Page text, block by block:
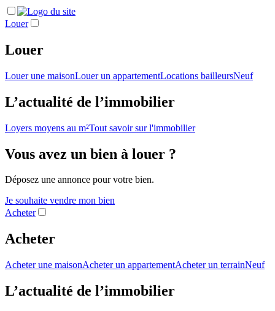
Louer
Louer
Louer une maisonLouer un appartementLocations bailleursNeuf
L’actualité de l’immobilier
Loyers moyens au m²Tout savoir sur l'immobilier
Vous avez un bien à louer ?
Déposez une annonce pour votre bien.
Je souhaite vendre mon bien
Acheter
Acheter
Acheter une maisonAcheter un appartementAcheter un terrainNeuf
L’actualité de l’immobilier